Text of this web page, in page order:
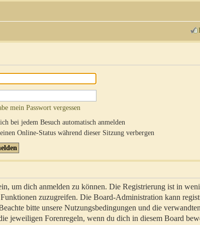
mein Passwort vergessen
bei jedem Besuch automatisch anmelden
Online-Status während dieser Sitzung verbergen
um dich anmelden zu können. Die Registrierung ist in
zuzugreifen. Die Board-Administration kann
bitte unsere Nutzungsbedingungen und die
jeweiligen Forenregeln, wenn du dich in diesem Board